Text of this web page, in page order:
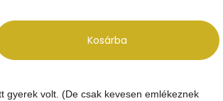
Kosárba
gyerek volt. (De csak kevesen emlékeznek